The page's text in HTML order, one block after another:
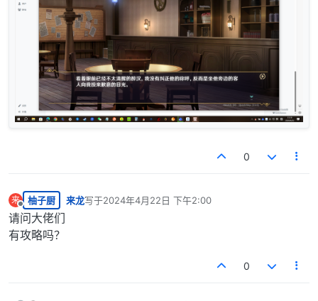
0
来
离线
柚子厨 来龙写于2024年4月22日 下午2:00
最后由 编辑
请问大佬们
有攻略吗？
0